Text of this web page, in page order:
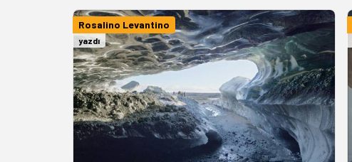
Rosalino Levantino
yazdı